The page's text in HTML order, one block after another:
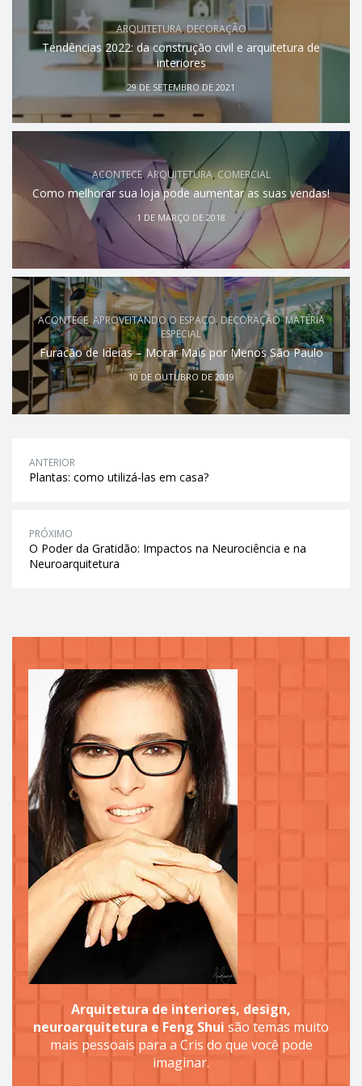
ARQUITETURA,DECORAÇÃO
Tendências 2022: da construção civil e arquitetura de
interiores
29 DE SETEMBRO DE 2021
ACONTECE, ARQUITETURA,COMERCIAL
Como melhorar sua loja pode aumentar as suas vendas!
1 DE MARÇO DE 2018
ACONTECE, APROVEITANDO O ESPAÇO, DECORAÇÃO,MATÉRIA
ESPECIAL
Furacão de Ideias – Morar Mais por Menos São Paulo
10 DE OUTUBRO DE 2019
ANTERIOR
Plantas: como utilizá-las em casa?
PRÓXIMO
O Poder da Gratidão: Impactos na Neurociência e na
Neuroarquitetura
Arquitetura de interiores, design,
neuroarquitetura e Feng Shui são temas muito
mais pessoais para a Cris do que você pode
imaginar.